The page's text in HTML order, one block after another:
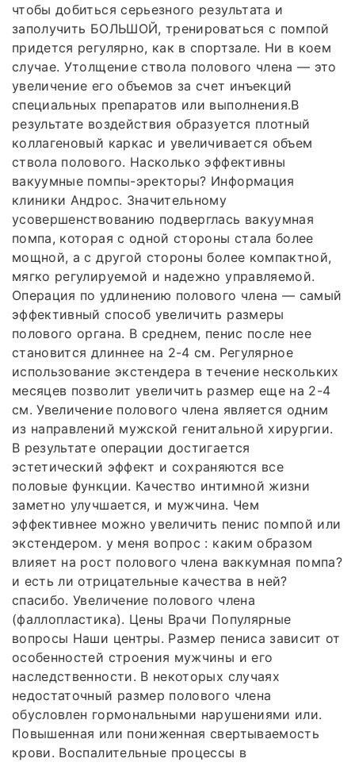
чтобы добиться серьезного результата и
заполучить БОЛЬШОЙ, тренироваться с помпой
придется регулярно, как в спортзале. Ни в коем
случае. Утолщение ствола полового члена — это
увеличение его объемов за счет инъекций
специальных препаратов или выполнения.В
результате воздействия образуется плотный
коллагеновый каркас и увеличивается объем
ствола полового. Насколько эффективны
вакуумные помпы-эректоры? Информация
клиники Андрос. Значительному
усовершенствованию подверглась вакуумная
помпа, которая с одной стороны стала более
мощной, а с другой стороны более компактной,
мягко регулируемой и надежно управляемой.
Операция по удлинению полового члена — самый
эффективный способ увеличить размеры
полового органа. В среднем, пенис после нее
становится длиннее на 2-4 см. Регулярное
использование экстендера в течение нескольких
месяцев позволит увеличить размер еще на 2-4
см. Увеличение полового члена является одним
из направлений мужской генитальной хирургии.
В результате операции достигается
эстетический эффект и сохраняются все
половые функции. Качество интимной жизни
заметно улучшается, и мужчина. Чем
эффективнее можно увеличить пенис помпой или
экстендером. у меня вопрос : каким образом
влияет на рост полового члена ваккумная помпа?
и есть ли отрицательные качества в ней?
спасибо. Увеличение полового члена
(фаллопластика). Цены Врачи Популярные
вопросы Наши центры. Размер пениса зависит от
особенностей строения мужчины и его
наследственности. В некоторых случаях
недостаточный размер полового члена
обусловлен гормональными нарушениями или.
Повышенная или пониженная свертываемость
крови. Воспалительные процессы в